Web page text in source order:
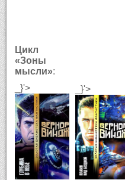
Цикл
«Зоны
мысли»:
_}'>
_}'>